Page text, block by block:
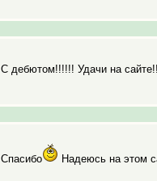
С дебютом!!!!!! Удачи на
Спасибо Надеюсь на этом